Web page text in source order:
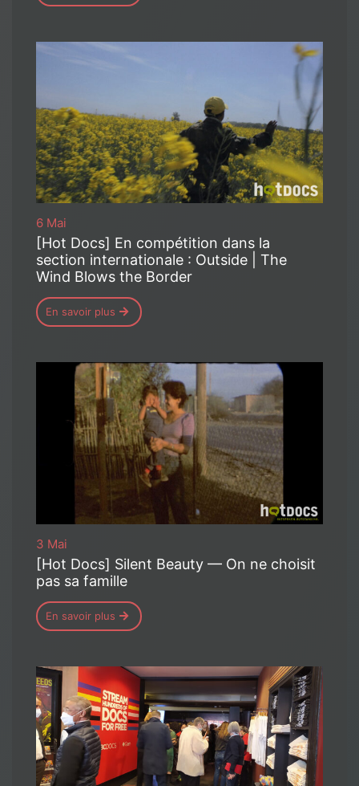
6 Mai
[Hot Docs] En compétition dans la
section internationale : Outside | The
Wind Blows the Border
En savoir plus
3 Mai
[Hot Docs] Silent Beauty — On ne choisit
pas sa famille
En savoir plus